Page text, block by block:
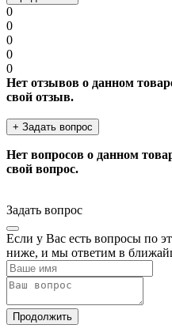
0
0
0
0
0
Нет отзывов о данном
свой отзыв.
+ Задать вопрос
Нет вопросов о данном
свой вопрос.
Задать вопрос
Если у Вас есть вопросы по
ниже, и мы ответим в
Продолжить